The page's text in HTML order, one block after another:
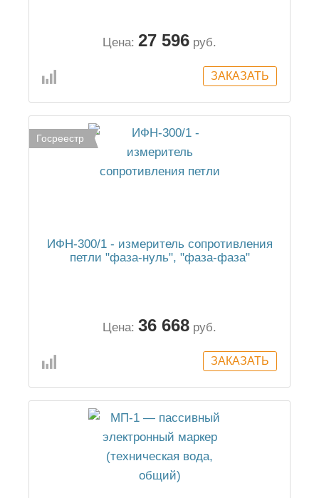
Цена: 27 596 руб.
Госреестр
ИФН-300/1 - измеритель сопротивления
петли "фаза-нуль", "фаза-фаза"
Цена: 36 668 руб.